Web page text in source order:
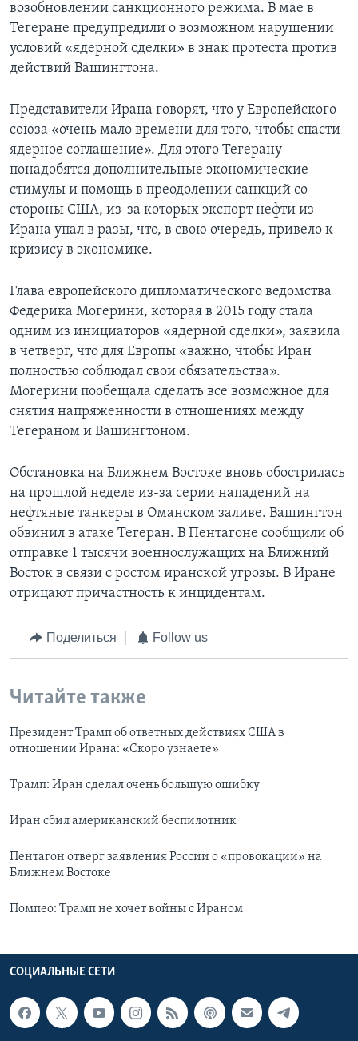
возобновлении санкционного режима. В мае в
Тегеране предупредили о возможном нарушении
условий «ядерной сделки» в знак протеста против
действий Вашингтона.
Представители Ирана говорят, что у Европейского
союза «очень мало времени для того, чтобы спасти
ядерное соглашение». Для этого Тегерану
понадобятся дополнительные экономические
стимулы и помощь в преодолении санкций со
стороны США, из-за которых экспорт нефти из
Ирана упал в разы, что, в свою очередь, привело к
кризису в экономике.
Глава европейского дипломатического ведомства
Федерика Могерини, которая в 2015 году стала
одним из инициаторов «ядерной сделки», заявила
в четверг, что для Европы «важно, чтобы Иран
полностью соблюдал свои обязательства».
Могерини пообещала сделать все возможное для
снятия напряженности в отношениях между
Тегераном и Вашингтоном.
Обстановка на Ближнем Востоке вновь обострилась
на прошлой неделе из-за серии нападений на
нефтяные танкеры в Оманском заливе. Вашингтон
обвинил в атаке Тегеран. В Пентагоне сообщили об
отправке 1 тысячи военнослужащих на Ближний
Восток в связи с ростом иранской угрозы. В Иране
отрицают причастность к инцидентам.
Поделиться Follow us
Читайте также
Президент Трамп об ответных действиях США в
отношении Ирана: «Скоро узнаете»
Трамп: Иран сделал очень большую ошибку
Иран сбил американский беспилотник
Пентагон отверг заявления России о «провокации» на
Ближнем Востоке
Помпео: Трамп не хочет войны с Ираном
СОЦИАЛЬНЫЕ СЕТИ